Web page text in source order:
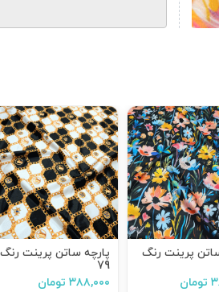
پرینت رنگ
پارچه ساتن پرینت رنگ
79
۳۸۸,۰۰۰ تومان